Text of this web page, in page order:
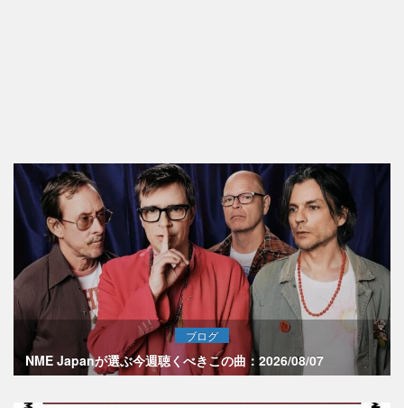
ブログ
NME Japanが選ぶ今週聴くべきこの曲：2026/08/07